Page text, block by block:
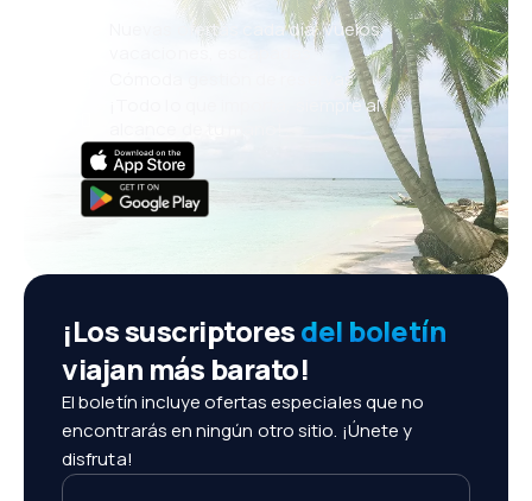
Nuevas ofertas cada día: vuelos,
vacaciones, escapadas
Cómoda gestión de reservas
¡Todo lo que importa, siempre al
¡Los suscriptoresdel boletín
viajan más barato!
El boletín incluye ofertas especiales que no
encontrarás en ningún otro sitio. ¡Únete y
disfruta!
Tu dirección de email